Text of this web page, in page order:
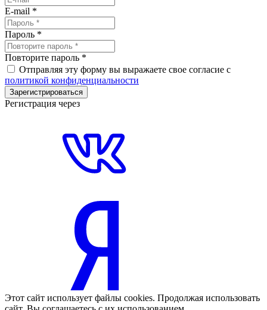
E-mail *
Пароль *
Повторите пароль *
Отправляя эту форму вы выражаете свое согласие с
политикой конфиденциальности
Зарегистрироваться
Регистрация через
Этот сайт использует файлы cookies. Продолжая использовать